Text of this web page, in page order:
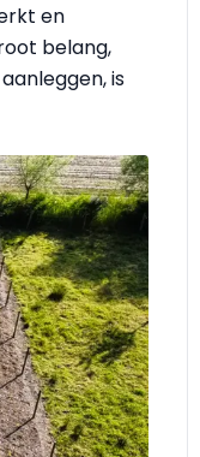
en
belang,
is